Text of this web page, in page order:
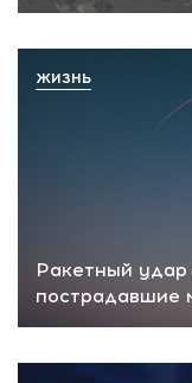
Ракетный удар
пострадавшие
ЖИЗНЬ